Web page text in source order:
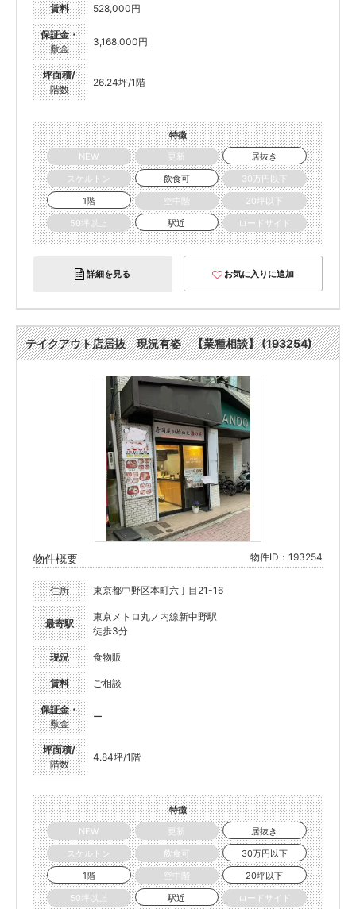
賃料 528,000円
保証金・
敷金
3,168,000円
坪面積/
階数
26.24坪/1階
特徴
NEW
更新
居抜き
スケルトン
飲食可
30万円以下
1階
空中階
20坪以下
50坪以上
駅近 ロードサイド
詳細を見る お気に入りに追加
テイクアウト店居抜 現況有姿 【業種相談】 (193254)
物件概要 物件ID：193254
住所 東京都中野区本町六丁目21-16
最寄駅
東京メトロ丸ノ内線新中野駅
徒歩3分
現況 食物販
賃料 ご相談
保証金・
敷金
ー
坪面積/
階数
4.84坪/1階
特徴
NEW
更新
居抜き
スケルトン
飲食可
30万円以下
1階
空中階
20坪以下
50坪以上
駅近 ロードサイド